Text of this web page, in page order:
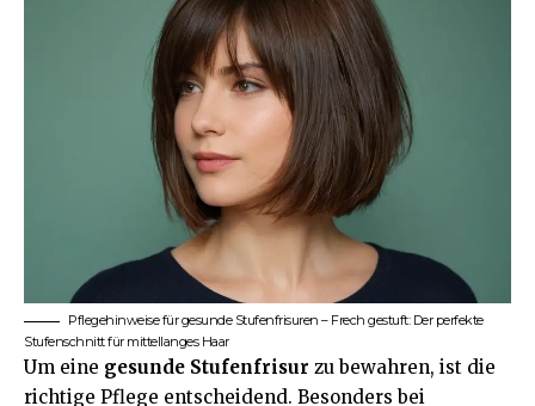
Pflegehinweise für gesunde Stufenfrisuren – Frech gestuft: Der perfekte
Stufenschnitt für mittellanges Haar
Um eine gesunde Stufenfrisur zu bewahren, ist die
richtige Pflege entscheidend. Besonders bei